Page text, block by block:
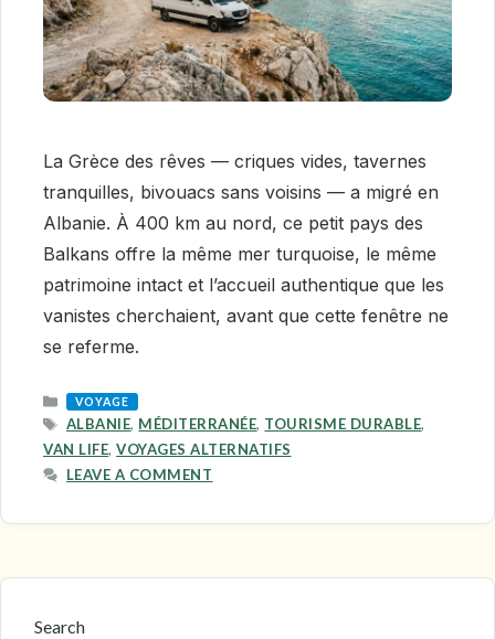
La Grèce des rêves — criques vides, tavernes
tranquilles, bivouacs sans voisins — a migré en
Albanie. À 400 km au nord, ce petit pays des
Balkans offre la même mer turquoise, le même
patrimoine intact et l’accueil authentique que les
vanistes cherchaient, avant que cette fenêtre ne
se referme.
CATEGORIES
VOYAGE
TAGS
ALBANIE, MÉDITERRANÉE, TOURISME DURABLE,
VAN LIFE, VOYAGES ALTERNATIFS
LEAVE A COMMENT
Search